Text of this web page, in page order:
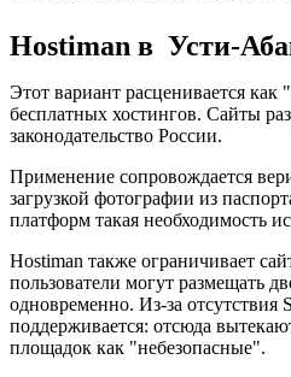
Hostiman в Усти-
Этот вариант расценивается
бесплатных хостингов. Сайты
законодательство России.
Применение сопровождается
загрузкой фотографии из
платформ такая необходимость
Hostiman также ограничивает
пользователи могут размещать
одновременно. Из-за отсутствия
поддерживается: отсюда
площадок как "небезопасные".